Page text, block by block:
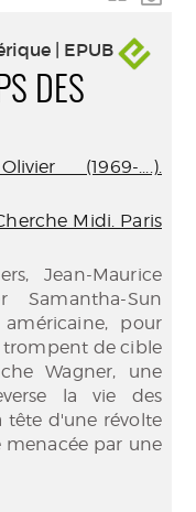
| EPUB
DES
(1969-....).
Midi. Paris
Jean-Maurice
Samantha-Sun
pour
trompent de cible
Wagner, une
la vie des
tête d'une révolte
menacée par une